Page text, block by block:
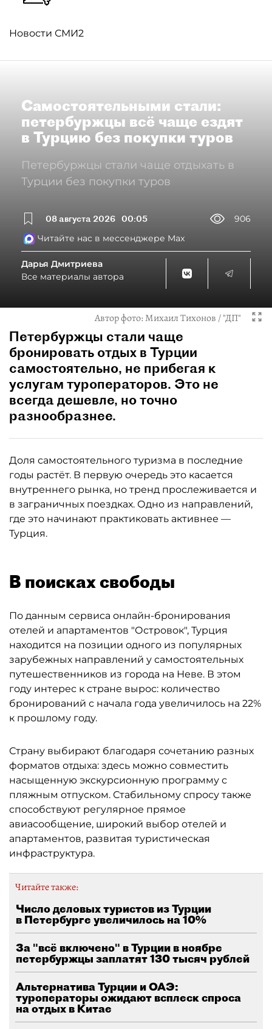
Новости СМИ2
Самостоятельными стали:
петербуржцы всё чаще ездят
в Турцию без покупки туров
Петербуржцы стали чаще отдыхать в
Турции без покупки туров
08 августа 2026 00:05
906
Читайте нас в мессенджере Max
Дарья Дмитриева
Все материалы автора
Автор фото:Михаил Тихонов / "ДП"
Петербуржцы стали чаще
бронировать отдых в Турции
самостоятельно, не прибегая к
услугам туроператоров. Это не
всегда дешевле, но точно
разнообразнее.
Доля самостоятельного туризма в последние
годы растёт. В первую очередь это касается
внутреннего рынка, но тренд прослеживается и
в заграничных поездках. Одно из направлений,
где это начинают практиковать активнее —
Турция.
В поисках свободы
По данным сервиса онлайн-бронирования
отелей и апартаментов "Островок", Турция
находится на позиции одного из популярных
зарубежных направлений у самостоятельных
путешественников из города на Неве. В этом
году интерес к стране вырос: количество
бронирований с начала года увеличилось на 22%
к прошлому году.
Страну выбирают благодаря сочетанию разных
форматов отдыха: здесь можно совместить
насыщенную экскурсионную программу с
пляжным отпуском. Стабильному спросу также
способствуют регулярное прямое
авиасообщение, широкий выбор отелей и
апартаментов, развитая туристическая
инфраструктура.
Читайте также:
Число деловых туристов из Турции
в Петербурге увеличилось на 10%
За "всё включено" в Турции в ноябре
петербуржцы заплатят 130 тысяч рублей
Альтернатива Турции и ОАЭ:
туроператоры ожидают всплеск спроса
на отдых в Китае